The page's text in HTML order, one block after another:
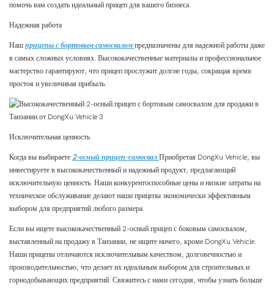
помочь вам создать идеальный прицеп для вашего бизнеса.
Надежная работа
Наш прицепы с бортовым самосвалом предназначены для надежной работы даже
в самых сложных условиях. Высококачественные материалы и профессиональное
мастерство гарантируют, что прицеп прослужит долгие годы, сокращая время
простоя и увеличивая прибыль.
Исключительная ценность
Когда вы выбираете 2-осный прицеп-самосвал Приобретая DongXu Vehicle, вы
инвестируете в высококачественный и надежный продукт, предлагающий
исключительную ценность. Наши конкурентоспособные цены и низкие затраты на
техническое обслуживание делают наши прицепы экономически эффективным
выбором для предприятий любого размера.
Если вы ищете высококачественный 2-осный прицеп с боковым самосвалом,
выставленный на продажу в Танзании, не ищите ничего, кроме DongXu Vehicle.
Наши прицепы отличаются исключительным качеством, долговечностью и
производительностью, что делает их идеальным выбором для строительных и
горнодобывающих предприятий. Свяжитесь с нами сегодня, чтобы узнать больше